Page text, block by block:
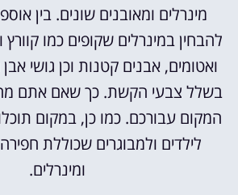
מינרלים ומאובנים שונים. בין
להבחין במינרלים שקופים כמו קוורץ
ואטומים, אבנים קטנות וכן גושי
בשלל צבעי הקשת. כך שאם אתם
המקום עבורכם. כמו כן, במקום
לילדים ולמבוגרים שכוללת
ומינרלים.